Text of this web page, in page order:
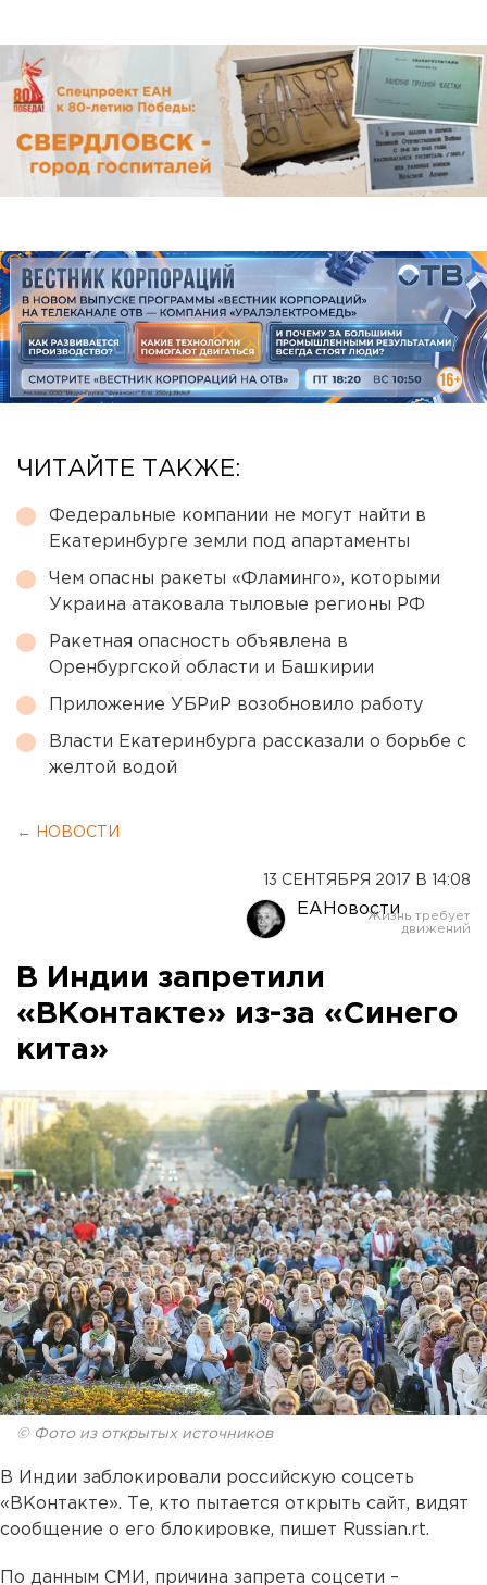
ЧИТАЙТЕ ТАКЖЕ:
Федеральные компании не могут найти в
Екатеринбурге земли под апартаменты
Чем опасны ракеты «Фламинго», которыми
Украина атаковала тыловые регионы РФ
Ракетная опасность объявлена в
Оренбургской области и Башкирии
Приложение УБРиР возобновило работу
Власти Екатеринбурга рассказали о борьбе с
желтой водой
← НОВОСТИ
13 СЕНТЯБРЯ 2017 В 14:08
ЕАНовости
В Индии запретили
«ВКонтакте» из-за «Синего
кита»
© Фото из открытых источников
В Индии заблокировали российскую соцсеть
«ВКонтакте». Те, кто пытается открыть сайт, видят
сообщение о его блокировке, пишет Russian.rt.
По данным СМИ, причина запрета соцсети –